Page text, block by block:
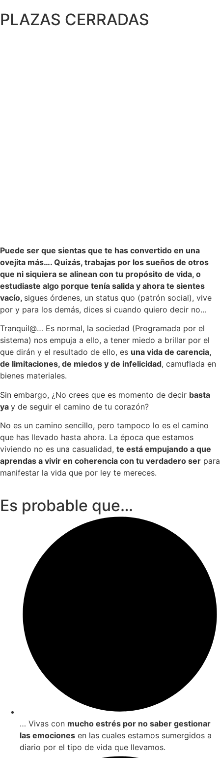
PLAZAS CERRADAS
Puede ser que sientas que te has convertido en una
ovejita más…. Quizás, trabajas por los sueños de otros
que ni siquiera se alinean con tu propósito de vida, o
estudiaste algo porque tenía salida y ahora te sientes
vacío, sigues órdenes, un status quo (patrón social), vive
por y para los demás, dices si cuando quiero decir no…
Tranquil@… Es normal, la sociedad (Programada por el
sistema) nos empuja a ello, a tener miedo a brillar por el
que dirán y el resultado de ello, es una vida de carencia,
de limitaciones, de miedos y de infelicidad, camuflada en
bienes materiales.
Sin embargo, ¿No crees que es momento de decir basta
ya y de seguir el camino de tu corazón?
No es un camino sencillo, pero tampoco lo es el camino
que has llevado hasta ahora. La época que estamos
viviendo no es una casualidad, te está empujando a que
aprendas a vivir en coherencia con tu verdadero ser para
manifestar la vida que por ley te mereces.
Es probable que…
… Vivas con mucho estrés por no saber gestionar
las emociones en las cuales estamos sumergidos a
diario por el tipo de vida que llevamos.